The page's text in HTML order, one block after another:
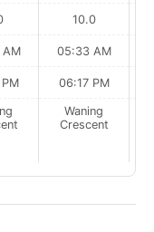
10.0
05:33 AM
06:17 PM
Waning
Crescent